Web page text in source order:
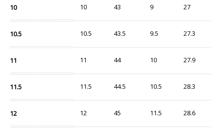
10 10 43 9 27
10.5 10.5 43.5 9.5 27.3
11 11 44 10 27.9
11.5 11.5 44.5 10.5 28.3
12 12 45 11.5 28.6